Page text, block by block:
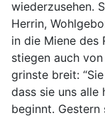
wiederzusehen.
Herrin,
in die Miene des
stiegen auch
grinste breit:
dass sie uns alle
beginnt.